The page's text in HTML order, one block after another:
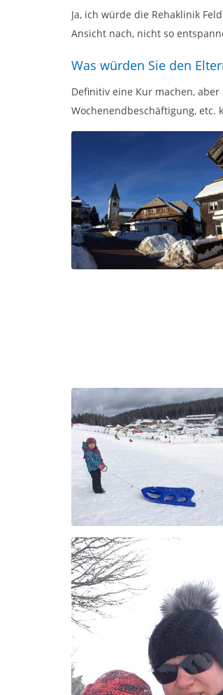
Ja, ich würde die Rehaklinik
Ansicht nach, nicht so
Was würden Sie den
Definitiv eine Kur machen,
Wochenendbeschäftigung, etc.